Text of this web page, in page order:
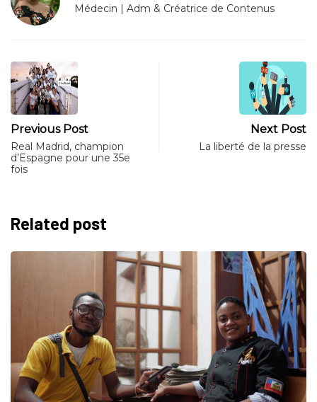
Médecin | Adm & Créatrice de Contenus
Previous Post
Real Madrid, champion
d’Espagne pour une 35e
fois
Next Post
La liberté de la presse
Related post